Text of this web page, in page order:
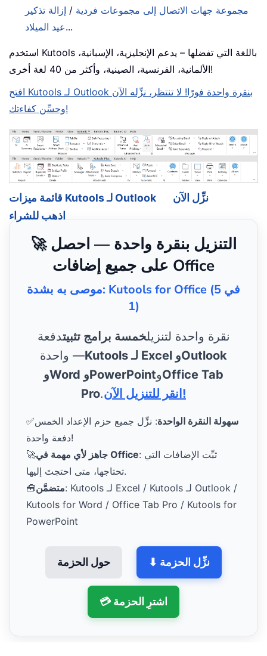
مجموعة جهات الاتصال إلى مجموعات فردية / إزالة تذكير
عيد الميلاد...
استخدم Kutools باللغة التي تفضلها – يدعم الإنجليزية، الإسبانية،
الألمانية، الفرنسية، الصينية، وأكثر من 40 لغة أخرى!
افتح Kutools لـ Outlook بنقرة واحدة فورًا! لا تنتظر، نزِّله الآن
وحسِّن كفاءتك!
قائمة ميزات Kutools لـ Outlook
نزِّل الآن
اذهب للشراء
🚀 التنزيل بنقرة واحدة — احصل
على جميع إضافات Office
موصى به بشدة: Kutools for Office (5 في
1)
نقرة واحدة لتنزيلخمسة برامج تثبيتدفعة
واحدة —Kutools لـ Excel وOutlook
وWord وPowerPointوOffice Tab
Pro. انقر للتنزيل الآن!
✅ سهولة النقرة الواحدة: نزِّل جميع حزم الإعداد الخمس
دفعة واحدة!
🚀
جاهز لأي مهمة في Office: ثبِّت الإضافات التي
تحتاجها، متى احتجتَ إليها.
🧰متضمَّن: Kutools لـ Excel / Kutools لـ Outlook /
Kutools for Word / Office Tab Pro / Kutools for
PowerPoint
حول الحزمة ⬇ نزِّل الحزمة
💳 اشترِ الحزمة